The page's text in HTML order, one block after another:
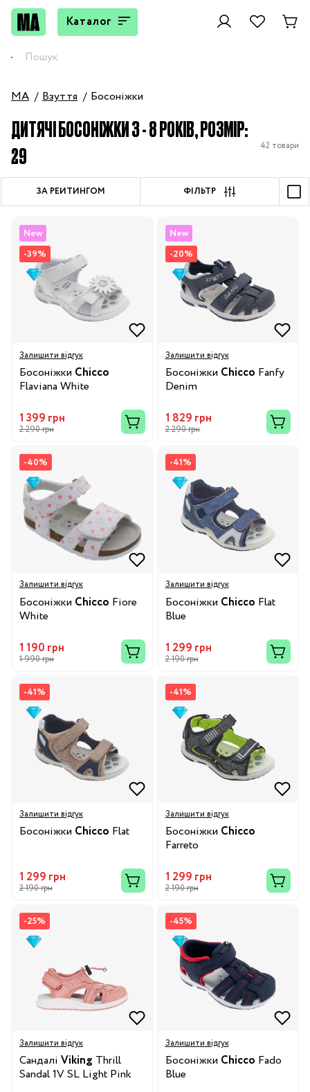
Каталог
MA Взуття Босоніжки
ДИТЯЧІ БОСОНІЖКИ 3 - 8 РОКІВ, РОЗМІР:
29
42 товари
ЗА РЕЙТИНГОМ ФІЛЬТР
New
-39%
Залишити відгук
Босоніжки Chicco
Flaviana White
1 399 грн
2 290 грн
New
-20%
Залишити відгук
Босоніжки Chicco Fanfy
Denim
1 829 грн
2 290 грн
-40%
Залишити відгук
Босоніжки Chicco Fiore
White
1 190 грн
1 990 грн
-41%
Залишити відгук
Босоніжки Chicco Flat
Blue
1 299 грн
2 190 грн
-41%
Залишити відгук
Босоніжки Chicco Flat
1 299 грн
2 190 грн
-41%
Залишити відгук
Босоніжки Chicco
Farreto
1 299 грн
2 190 грн
-25%
Залишити відгук
Сандалі Viking Thrill
Sandal 1V SL Light Pink
-45%
Залишити відгук
Босоніжки Chicco Fado
Blue